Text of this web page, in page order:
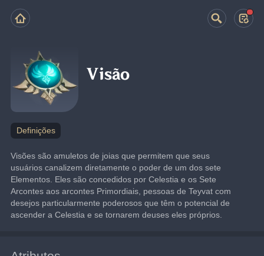
Visão
Definições
Visões são amuletos de joias que permitem que seus
usuários canalizem diretamente o poder de um dos sete
Elementos. Eles são concedidos por Celestia e os Sete
Arcontes aos arcontes Primordiais, pessoas de Teyvat com
desejos particularmente poderosos que têm o potencial de
ascender a Celestia e se tornarem deuses eles próprios.